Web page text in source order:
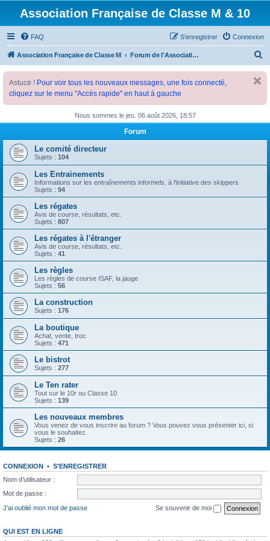
Association Française de Classe M & 10
FAQ Connexion
S’enregistrer
Association Française de Classe M Forum de l'Association Française de Classe M
c
Astuce ! Pour voir tous les nouveaux messages, une fois connecté,
cliquez sur le menu "Accès rapide" en haut à gauche
Nous sommes le jeu. 06 août 2026, 18:57
Forum
Le comité directeur
Sujets : 104
Les Entrainements
Informations sur les entraînements informels, à l'initiative des skippers
Sujets : 94
Les régates
Avis de course, résultats, etc.
Sujets : 807
Les régates à l'étranger
Avis de course, résultats, etc.
Sujets : 41
Les règles
Les règles de course ISAF, la jauge
Sujets : 56
La construction
Sujets : 176
La boutique
Achat, vente, troc
Sujets : 471
Le bistrot
Sujets : 277
Le Ten rater
Tout sur le 10r ou Classe 10
Sujets : 139
Les nouveaux membres
Vous venez de vous inscrire au forum ? Vous pouvez vous présenter ici, si
vous le souhaitez.
Sujets : 26
CONNEXION • S’ENREGISTRER
Nom d’utilisateur :
Mot de passe :
J’ai oublié mon mot de passe
Se souvenir de moi
QUI EST EN LIGNE